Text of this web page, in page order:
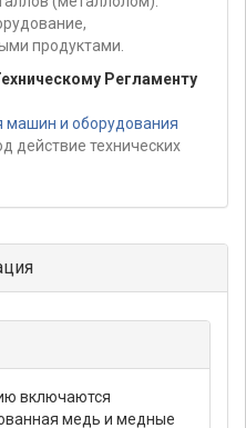
продуктами.
Регламенту
машин и оборудования
действие технических
включаются
медь и медные